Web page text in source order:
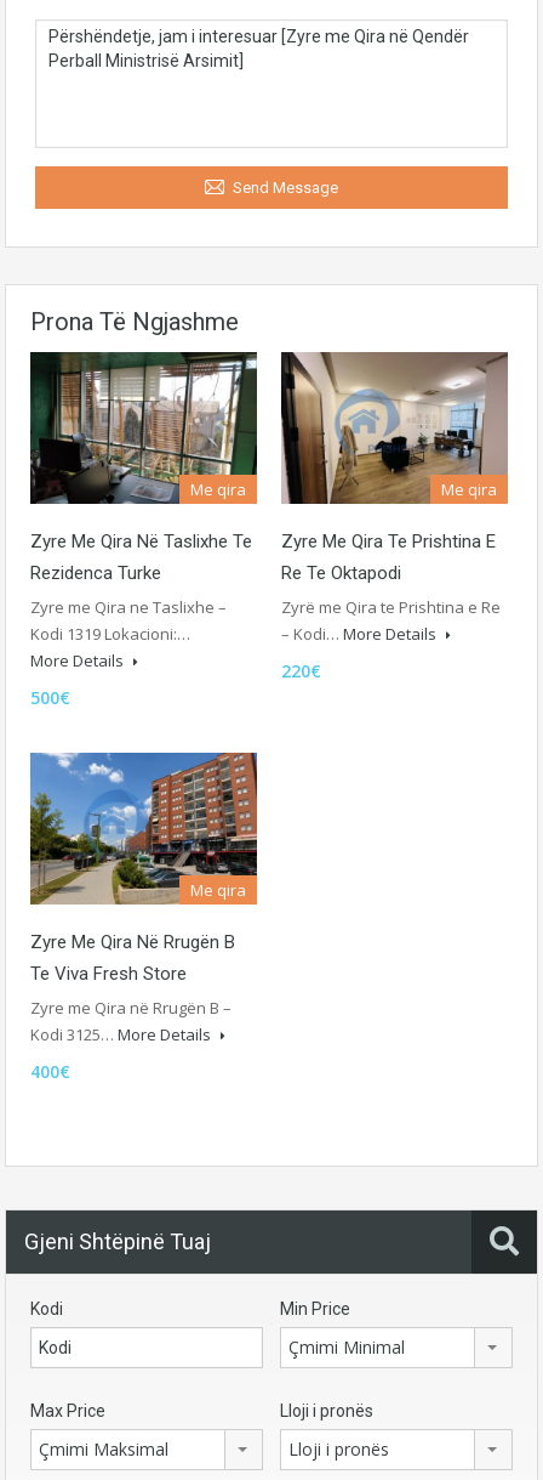
Send Message
Prona Të Ngjashme
Me qira
Zyre Me Qira Në Taslixhe Te
Rezidenca Turke
Zyre me Qira ne Taslixhe –
Kodi 1319 Lokacioni:…
More Details
500€
Me qira
Zyre Me Qira Te Prishtina E
Re Te Oktapodi
Zyrë me Qira te Prishtina e Re
– Kodi… More Details
220€
Me qira
Zyre Me Qira Në Rrugën B
Te Viva Fresh Store
Zyre me Qira në Rrugën B –
Kodi 3125… More Details
400€
Gjeni Shtëpinë Tuaj
Kodi Min Price
Çmimi Minimal
Max Price
Çmimi Maksimal
Lloji i pronës
Lloji i pronës